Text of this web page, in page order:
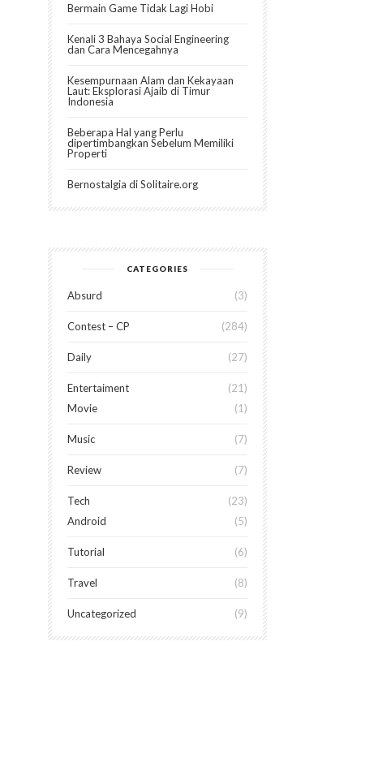
Bermain Game Tidak Lagi Hobi
Kenali 3 Bahaya Social Engineering
dan Cara Mencegahnya
Kesempurnaan Alam dan Kekayaan
Laut: Eksplorasi Ajaib di Timur
Indonesia
Beberapa Hal yang Perlu
dipertimbangkan Sebelum Memiliki
Properti
Bernostalgia di Solitaire.org
CATEGORIES
Absurd 3
Contest – CP 284
Daily 27
Entertaiment
21
Movie
1
Music 7
Review 7
Tech
23
Android
5
Tutorial 6
Travel 8
Uncategorized 9